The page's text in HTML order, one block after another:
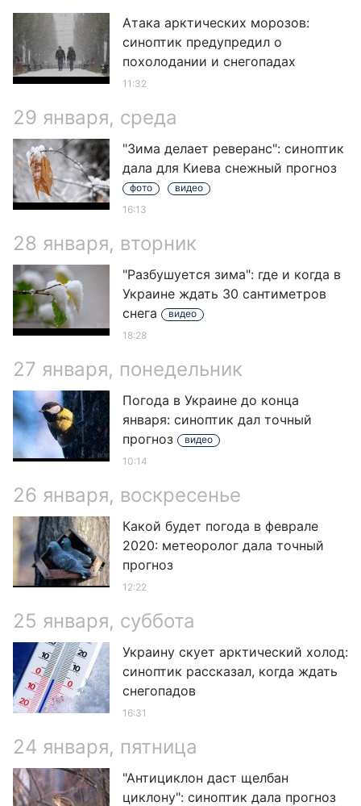
Атака арктических морозов:
синоптик предупредил о
похолодании и снегопадах
11:32
29 января, среда
"Зима делает реверанс": синоптик
дала для Киева снежный прогноз
фото
видео
16:13
28 января, вторник
"Разбушуется зима": где и когда в
Украине ждать 30 сантиметров
снега
видео
18:28
27 января, понедельник
Погода в Украине до конца
января: синоптик дал точный
прогноз
видео
10:14
26 января, воскресенье
Какой будет погода в феврале
2020: метеоролог дала точный
прогноз
12:22
25 января, суббота
Украину скует арктический холод:
синоптик рассказал, когда ждать
снегопадов
16:31
24 января, пятница
"Антициклон даст щелбан
циклону": синоптик дала прогноз